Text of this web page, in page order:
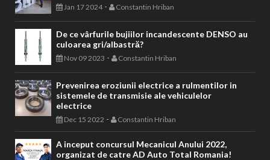
Jan 17 2024- Constantin Hriban
De ce vârfurile bujiilor incandescente DENSO au
culoarea gri/albastră?
Nov 09 2023 - Constantin Hriban
Prevenirea eroziunii electrice a rulmentilor in
sistemele de transmisie ale vehiculelor
electrice
Dec 15 2022 - Constantin Hriban
A inceput concursul Mecanicul Anului 2022,
organizat de catre AD Auto Total Romania!